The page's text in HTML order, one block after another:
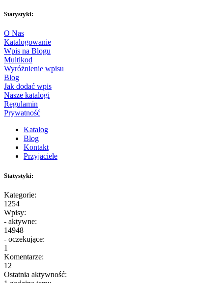
Statystyki:
O Nas
Katalogowanie
Wpis na Blogu
Multikod
Wyróżnienie wpisu
Blog
Jak dodać wpis
Nasze katalogi
Regulamin
Prywatność
Katalog
Blog
Kontakt
Przyjaciele
Statystyki:
Kategorie:
1254
Wpisy:
- aktywne:
14948
- oczekujące:
1
Komentarze:
12
Ostatnia aktywność: